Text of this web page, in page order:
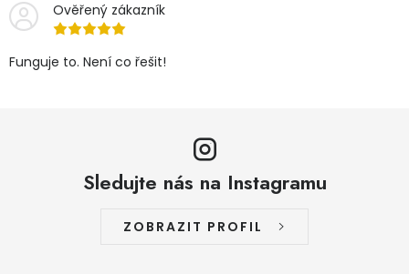
Ověřený zákazník
Funguje to. Není co řešit!
Sledujte nás na Instagramu
ZOBRAZIT PROFIL